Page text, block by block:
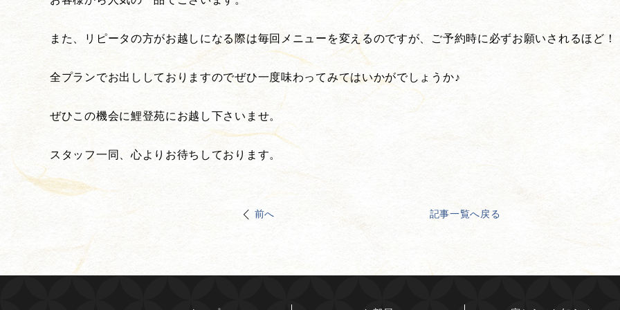
また、リピータの方がお越しになる際は毎回メニューを変えるのですが、ご予約時に必ずお願いされるほど！
全プランでお出ししておりますのでぜひ一度味わってみてはいかがでしょうか♪
ぜひこの機会に鯉登苑にお越し下さいませ。
スタッフ一同、心よりお待ちしております。
前へ 記事一覧へ戻る